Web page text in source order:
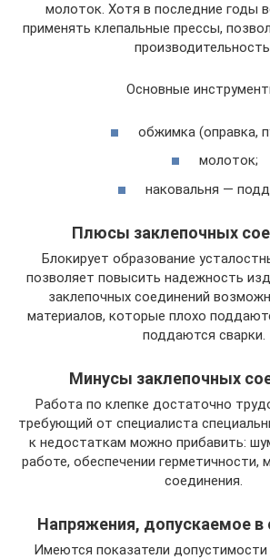
молоток. Хотя в последние годы
применять клепальные прессы,
Основные
обжимка (оправка,
молоток;
наковальня —
Плюсы заклепочных
Блокирует образование
позволяет повысить надежность
заклепочных соединений
материалов, которые плохо
поддаются сварки.
Минусы заклепочных
Работа по клепке достаточно
требующий от специалиста
к недостаткам можно прибавить:
работе, обеспечении герметичности,
соединения.
Напряжения, допускаемое в
Имеются показатели